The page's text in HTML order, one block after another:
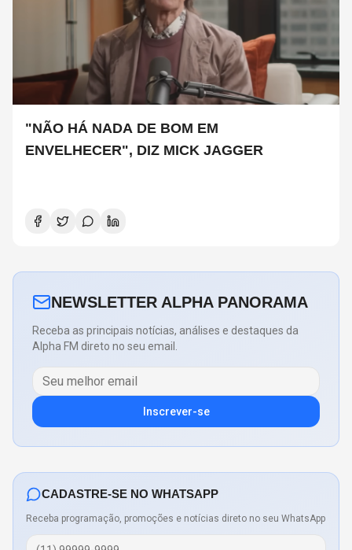
"NÃO HÁ NADA DE BOM EM
ENVELHECER", DIZ MICK JAGGER
NEWSLETTER ALPHA PANORAMA
Receba as principais notícias, análises e destaques da
Alpha FM direto no seu email.
Inscrever-se
CADASTRE-SE NO WHATSAPP
Receba programação, promoções e notícias direto no seu WhatsApp